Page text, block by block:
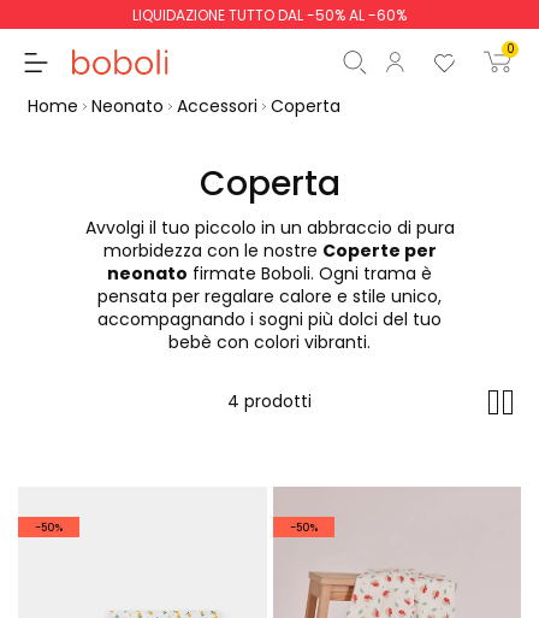
LIQUIDAZIONE TUTTO DAL -50% AL -60%
0
Totale parziale
Continua Inizio ordine
Home Neonato Accessori Coperta
Coperta
Avvolgi il tuo piccolo in un abbraccio di pura
morbidezza con le nostre Coperte per
neonato firmate Boboli. Ogni trama è
pensata per regalare calore e stile unico,
accompagnando i sogni più dolci del tuo
bebè con colori vibranti.
4 prodotti
-50% -50%